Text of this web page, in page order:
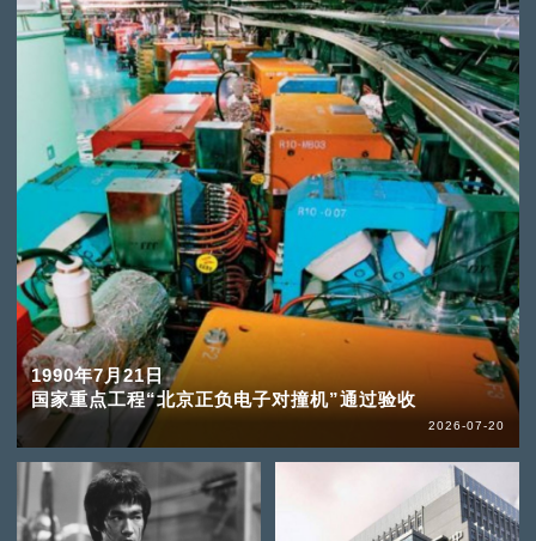
1990年7月21日
国家重点工程“北京正负电子对撞机”通过验收
2026-07-20